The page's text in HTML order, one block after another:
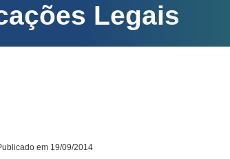
Legais
em 19/09/2014